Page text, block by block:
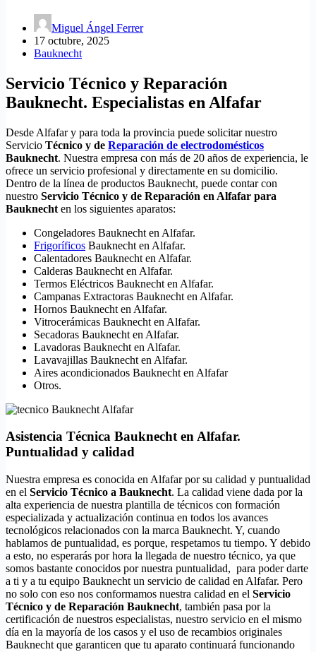
Miguel Ángel Ferrer
17 octubre, 2025
Bauknecht
Servicio Técnico y Reparación
Bauknecht. Especialistas en Alfafar
Desde Alfafar y para toda la provincia puede solicitar nuestro
Servicio Técnico y de Reparación de electrodomésticos
Bauknecht. Nuestra empresa con más de 20 años de experiencia, le
ofrece un servicio profesional y directamente en su domicilio.
Dentro de la línea de productos Bauknecht, puede contar con
nuestro Servicio Técnico y de Reparación en Alfafar para
Bauknecht en los siguientes aparatos:
Congeladores Bauknecht en Alfafar.
Frigoríficos Bauknecht en Alfafar.
Calentadores Bauknecht en Alfafar.
Calderas Bauknecht en Alfafar.
Termos Eléctricos Bauknecht en Alfafar.
Campanas Extractoras Bauknecht en Alfafar.
Hornos Bauknecht en Alfafar.
Vitrocerámicas Bauknecht en Alfafar.
Secadoras Bauknecht en Alfafar.
Lavadoras Bauknecht en Alfafar.
Lavavajillas Bauknecht en Alfafar.
Aires acondicionados Bauknecht en Alfafar
Otros.
Asistencia Técnica Bauknecht en Alfafar.
Puntualidad y calidad
Nuestra empresa es conocida en Alfafar por su calidad y puntualidad
en el Servicio Técnico a Bauknecht. La calidad viene dada por la
alta experiencia de nuestra plantilla de técnicos con formación
especializada y actualización continua en todos los avances
tecnológicos relacionados con la marca Bauknecht. Y, cuando
hablamos de puntualidad, es porque, respetamos tu tiempo. Y debido
a esto, no esperarás por hora la llegada de nuestro técnico, ya que
somos bastante conocidos por nuestra puntualidad, para poder darte
a ti y a tu equipo Bauknecht un servicio de calidad en Alfafar. Pero
no solo con eso nos conformamos nuestra calidad en el Servicio
Técnico y de Reparación Bauknecht, también pasa por la
certificación de nuestros especialistas, nuestro servicio en el mismo
día en la mayoría de los casos y el uso de recambios originales
Bauknecht que garanticen que tu aparato continuará funcionando